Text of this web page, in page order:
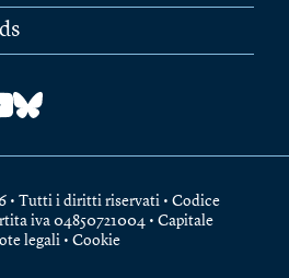
• Tutti i diritti riservati • Codice
iva 04850721004 • Capitale
legali • Cookie